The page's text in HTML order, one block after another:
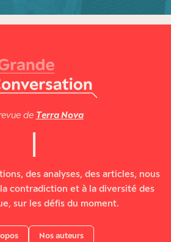
de Terra Nova
des analyses, des articles, nous
contradiction et à la diversité des
sur les défis du moment.
Nos auteurs